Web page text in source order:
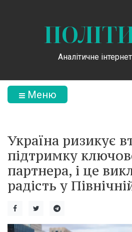
Аналітичне
Меню
Україна ризикує
підтримку
партнера, і це
радість у